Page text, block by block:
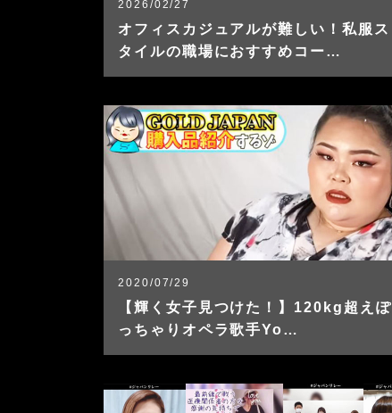
2026/02/27
オフィスカジュアルが難しい！私服ス
タイルの職場におすすめコー…
2020/07/29
【輝く女子見つけた！】120kg超えぽ
っちゃりオペラ歌手Yo…